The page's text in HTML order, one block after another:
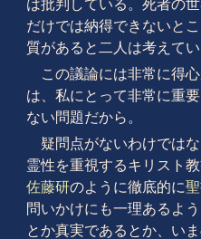
は批判している。死者の
だけでは納得できないと
質があると二人は考えてい
この議論には非常に得心
は、私にとって非常に重
ない問題だから。
疑問点がないわけでは
霊性を重視するキリスト
佐藤研のように徹底的に
問いかけにも一理あるよ
とか真実であるとか、い